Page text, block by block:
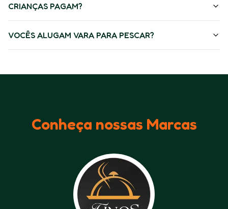
CRIANÇAS PAGAM?
VOCÊS ALUGAM VARA PARA PESCAR?
Conheça nossas Marcas